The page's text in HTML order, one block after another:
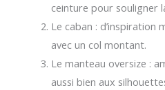
ceinture pour souligner
Le caban :
avec un col montant.
Le manteau oversize :
aussi bien aux